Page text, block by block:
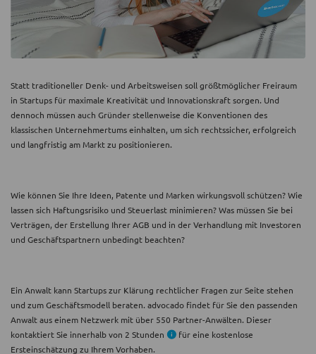
Statt traditioneller Denk- und Arbeitsweisen soll größtmöglicher Freiraum
in Startups für maximale Kreativität und Innovationskraft sorgen. Und
dennoch müssen auch Gründer stellenweise die Konventionen des
klassischen Unternehmertums einhalten, um sich rechtssicher, erfolgreich
und langfristig am Markt zu positionieren.
Wie können Sie Ihre Ideen, Patente und Marken wirkungsvoll schützen? Wie
lassen sich Haftungsrisiko und Steuerlast minimieren? Was müssen Sie bei
Verträgen, der Erstellung Ihrer AGB und in der Verhandlung mit Investoren
und Geschäftspartnern unbedingt beachten?
Ein Anwalt kann Startups zur Klärung rechtlicher Fragen zur Seite stehen
und zum Geschäftsmodell beraten. advocado findet für Sie den passenden
Anwalt aus einem Netzwerk mit über 550 Partner-Anwälten. Dieser
kontaktiert Sie innerhalb von 2 Stunden
für eine kostenlose
Ersteinschätzung zu Ihrem Vorhaben.